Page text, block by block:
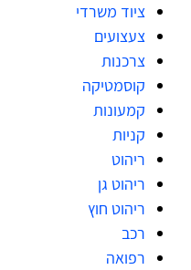
ציוד משרדי
צעצועים
צרכנות
קוסמטיקה
קמעונות
קניות
ריהוט
ריהוט גן
ריהוט חוץ
רכב
רפואה